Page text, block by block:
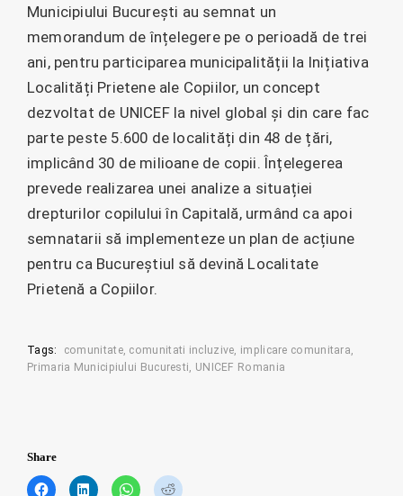
Municipiului București au semnat un
memorandum de înțelegere pe o perioadă de trei
ani, pentru participarea municipalității la Inițiativa
Localități Prietene ale Copiilor, un concept
dezvoltat de UNICEF la nivel global și din care fac
parte peste 5.600 de localități din 48 de țări,
implicând 30 de milioane de copii. Înțelegerea
prevede realizarea unei analize a situației
drepturilor copilului în Capitală, urmând ca apoi
semnatarii să implementeze un plan de acțiune
pentru ca Bucureștiul să devină Localitate
Prietenă a Copiilor.
Tags: comunitate comunitati incluzive implicare comunitara
Primaria Municipiului Bucuresti
UNICEF Romania
Share
C C C C